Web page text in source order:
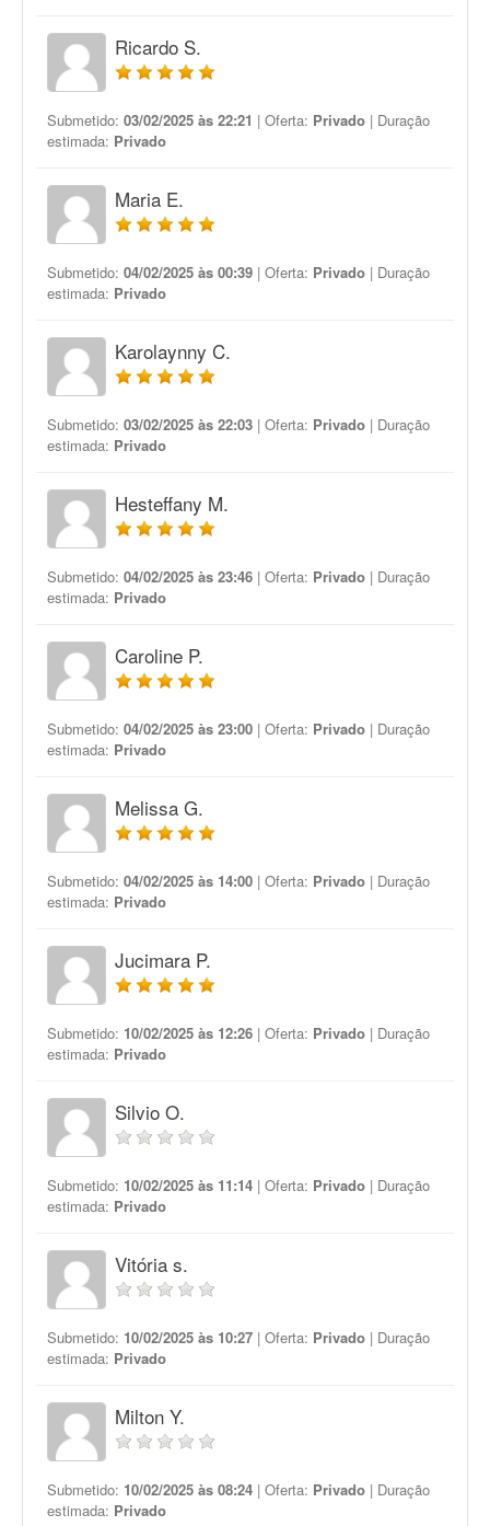
Ricardo S.
Submetido: 03/02/2025 às 22:21 | Oferta: Privado | Duração
estimada: Privado
Maria E.
Submetido: 04/02/2025 às 00:39 | Oferta: Privado | Duração
estimada: Privado
Karolaynny C.
Submetido: 03/02/2025 às 22:03 | Oferta: Privado | Duração
estimada: Privado
Hesteffany M.
Submetido: 04/02/2025 às 23:46 | Oferta: Privado | Duração
estimada: Privado
Caroline P.
Submetido: 04/02/2025 às 23:00 | Oferta: Privado | Duração
estimada: Privado
Melissa G.
Submetido: 04/02/2025 às 14:00 | Oferta: Privado | Duração
estimada: Privado
Jucimara P.
Submetido: 10/02/2025 às 12:26 | Oferta: Privado | Duração
estimada: Privado
Silvio O.
Submetido: 10/02/2025 às 11:14 | Oferta: Privado | Duração
estimada: Privado
Vitória s.
Submetido: 10/02/2025 às 10:27 | Oferta: Privado | Duração
estimada: Privado
Milton Y.
Submetido: 10/02/2025 às 08:24 | Oferta: Privado | Duração
estimada: Privado